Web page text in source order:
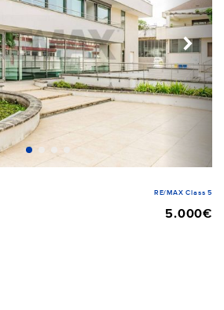
RE/MAX Class 5
5.000€